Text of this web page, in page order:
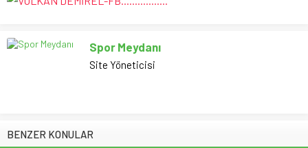
Spor Meydanı
Site Yöneticisi
BENZER KONULAR